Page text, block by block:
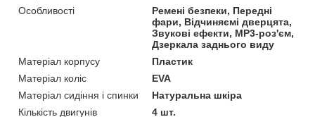
Особливості
Ремені безпеки, Передні
фари, Відчиняємі дверцята,
Звукові ефекти, MP3-роз'єм,
Дзеркала заднього виду
Матеріал корпусу
Пластик
Матеріал коліс
EVA
Матеріал сидіння і спинки
Натуральна шкіра
Кількість двигунів
4 шт.